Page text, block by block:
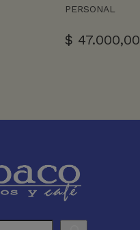
PERSONAL
$ 47.000,00